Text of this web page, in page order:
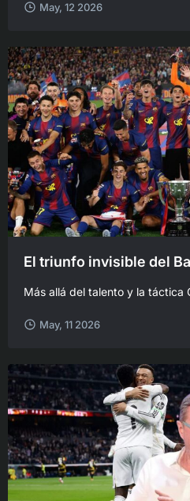
May, 12 2026
El triunfo invisible del
Más allá del talento y la táctica
May, 11 2026